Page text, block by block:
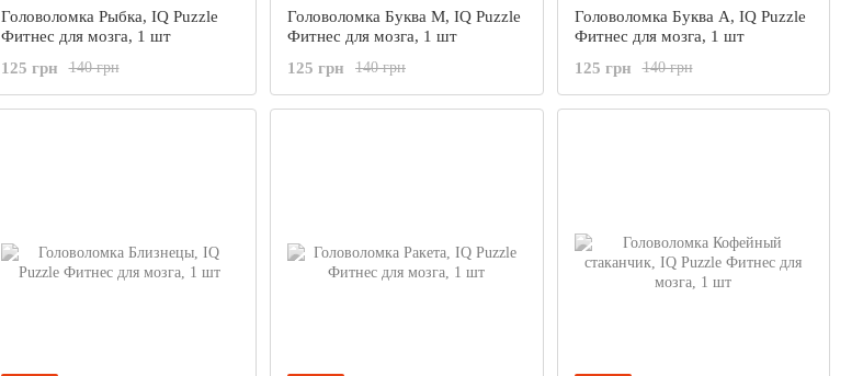
Головоломка Рыбка, IQ Puzzle
Фитнес для мозга, 1 шт
140 грн
125 грн
Головоломка Буква М, IQ Puzzle
Фитнес для мозга, 1 шт
140 грн
125 грн
Головоломка Буква А, IQ Puzzle
Фитнес для мозга, 1 шт
140 грн
125 грн